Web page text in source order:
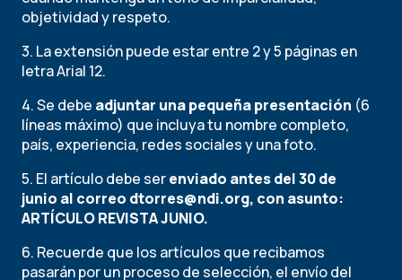
objetividad y respeto.
3. La extensión puede estar entre 2 y 5 páginas en
letra Arial 12.
4. Se debe adjuntar una pequeña presentación (6
líneas máximo) que incluya tu nombre completo,
país, experiencia, redes sociales y una foto.
5. El artículo debe serenviado antes del 30 de
junio al correo dtorres@ndi.org, con asunto:
ARTÍCULO REVISTA JUNIO.
6. Recuerde que los artículos que recibamos
pasarán por un proceso de selección, el envío del